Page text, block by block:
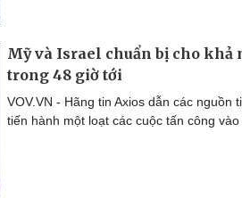
Mỹ và Israel chuẩn bị cho khả
trong 48 giờ tới
VOV.VN - Hãng tin Axios dẫn các nguồn
tiến hành một loạt các cuộc tấn công